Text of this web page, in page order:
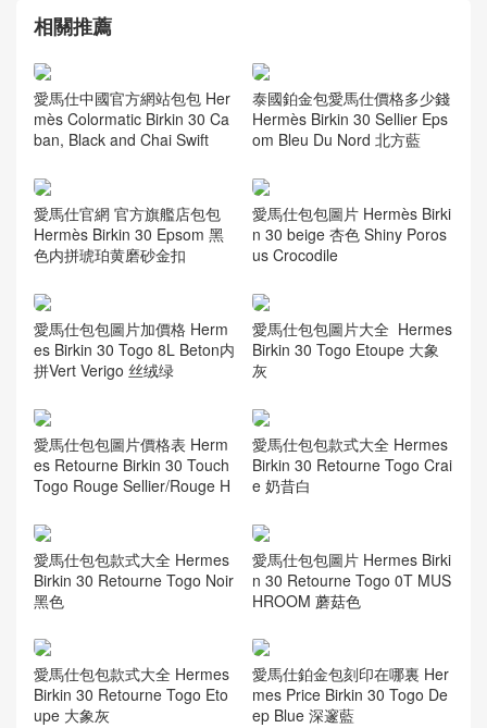
相關推薦
愛馬仕中國官方網站包包 Her
mès Colormatic Birkin 30 Ca
ban, Black and Chai Swift
泰國鉑金包愛馬仕價格多少錢
Hermès Birkin 30 Sellier Eps
om Bleu Du Nord 北方藍
愛馬仕官網 官方旗艦店包包
Hermès Birkin 30 Epsom 黑
色内拼琥珀黄磨砂金扣
愛馬仕包包圖片 Hermès Birki
n 30 beige 杏色 Shiny Poros
us Crocodile
愛馬仕包包圖片加價格 Herm
es Birkin 30 Togo 8L Beton内
拼Vert Verigo 丝绒绿
愛馬仕包包圖片大全 Hermes
Birkin 30 Togo Etoupe 大象
灰
愛馬仕包包圖片價格表 Herm
es Retourne Birkin 30 Touch
Togo Rouge Sellier/Rouge H
愛馬仕包包款式大全 Hermes
Birkin 30 Retourne Togo Crai
e 奶昔白
愛馬仕包包款式大全 Hermes
Birkin 30 Retourne Togo Noir
黑色
愛馬仕包包圖片 Hermes Birki
n 30 Retourne Togo 0T MUS
HROOM 蘑菇色
愛馬仕包包款式大全 Hermes
Birkin 30 Retourne Togo Eto
upe 大象灰
愛馬仕鉑金包刻印在哪裏 Her
mes Price Birkin 30 Togo De
ep Blue 深邃藍